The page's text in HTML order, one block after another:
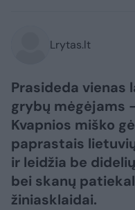
Lrytas.lt
Prasideda vienas
grybų mėgėjams
Kvapnios miško
paprastais
ir leidžia be
bei skanų
žiniasklaidai.